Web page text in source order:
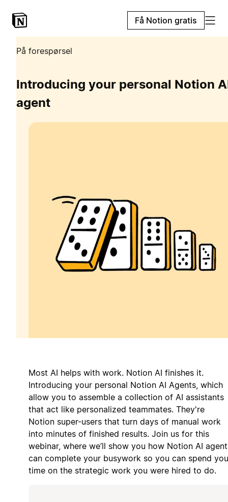
Få Notion gratis
På forespørsel
Introducing your personal Notion
agent
Most AI helps with work. Notion AI finishes it.
Introducing your personal Notion AI Agents, which
allow you to assemble a collection of AI assistants
that act like personalized teammates. They're
Notion super-users that turn days of manual work
into minutes of finished results. Join us for this
webinar, where we’ll show you how Notion AI
can complete your busywork so you can spend
time on the strategic work you were hired to do.